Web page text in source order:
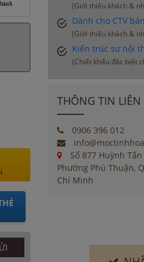
(Giới thiệu khách &
Dành cho CTV
(Giới thiệu khách &
Kiến trúc sư nội
(Chiết khấu đặc biệt
THÔNG TIN LIÊN
0906 396 012
Số 877 Huỳnh Tấn
Phường Phú Thuận,
Chí Minh